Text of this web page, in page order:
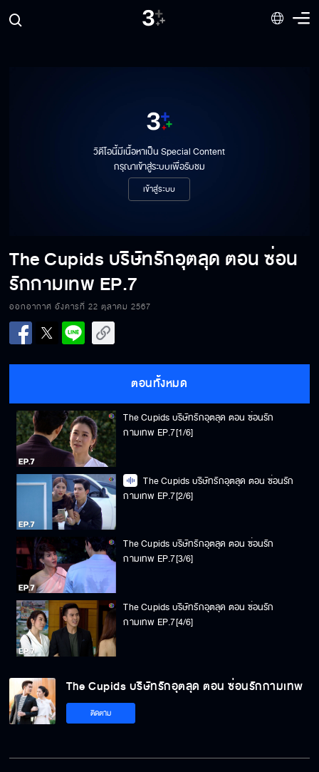
วิดีโอนี้มีเนื้อหาเป็น Special Content
กรุณาเข้าสู่ระบบเพื่อรับชม
เข้าสู่ระบบ
The Cupids บริษัทรักอุตลุด ตอน ซ่อน
รักกามเทพ EP.7
ออกอากาศ อังคารที่ 22 ตุลาคม 2567
ตอนทั้งหมด
The Cupids บริษัทรักอุตลุด ตอน ซ่อนรัก
กามเทพ EP.7[1/6]
The Cupids บริษัทรักอุตลุด ตอน ซ่อนรัก
กามเทพ EP.7[2/6]
The Cupids บริษัทรักอุตลุด ตอน ซ่อนรัก
กามเทพ EP.7[3/6]
The Cupids บริษัทรักอุตลุด ตอน ซ่อนรัก
กามเทพ EP.7[4/6]
กามเทพ EP.7[5/6]
The Cupids บริษัทรักอุตลุด ตอน ซ่อนรักกามเทพ
ติดตาม